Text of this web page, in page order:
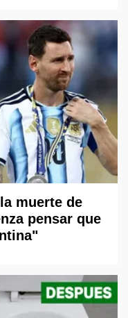
muerte de
pensar que